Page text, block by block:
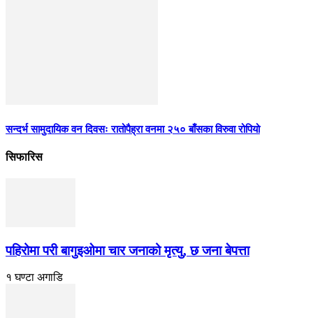
सन्दर्भ सामुदायिक वन दिवसः रातोपैह्रा वनमा २५० बाँसका विरुवा रोपियो
सिफारिस
पहिरोमा परी बागुइओमा चार जनाको मृत्यु, छ जना बेपत्ता
१ घण्टा अगाडि